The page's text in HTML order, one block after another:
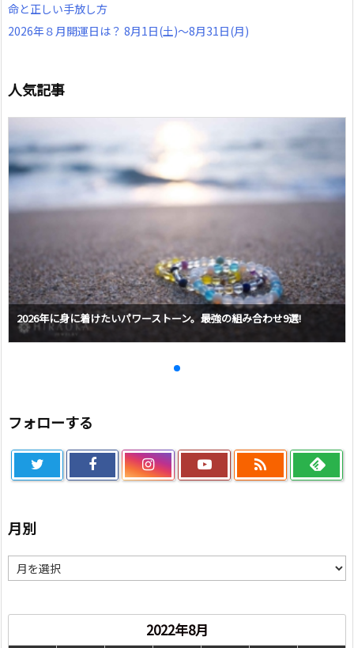
命と正しい手放し方
2026年８月開運日は？ 8月1日(土)～8月31日(月)
人気記事
2026年に身に着けたいパワーストーン。最強の組み合わせ9選!
フォローする

月別
別
2022年8月